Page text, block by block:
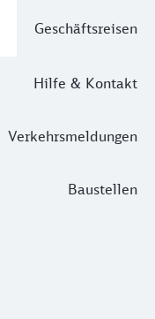
Geschäftsreisen
Hilfe & Kontakt
Verkehrsmeldungen
Baustellen